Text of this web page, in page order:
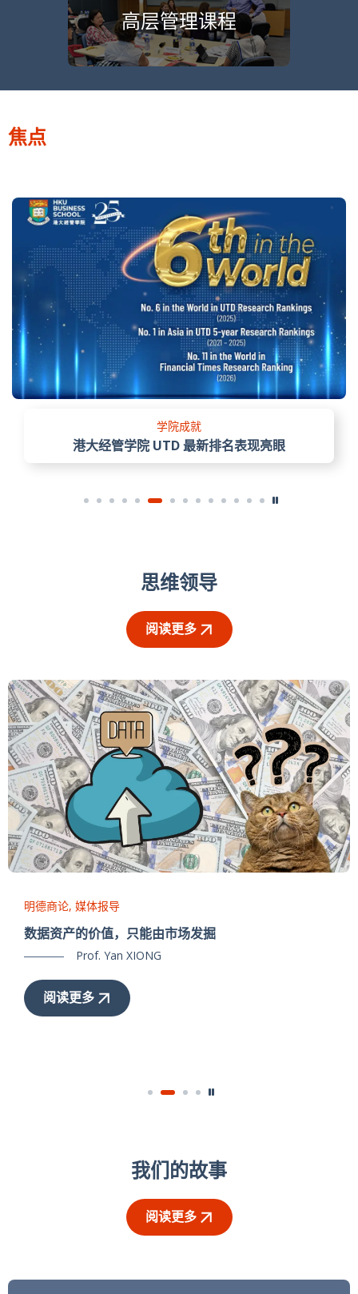
中学生暑期课程
工商管理學碩士及高級管理人
員工商管理學碩士
工商管理学博士课程
高层管理课程
焦点
学院成就
港大经管学院 UTD 最新排名表现亮眼
思维领导
阅读更多
明德商论 媒体报导
数据资产的价值，只能由市场发掘
Prof. Yan XIONG
阅读更多
我们的故事
阅读更多